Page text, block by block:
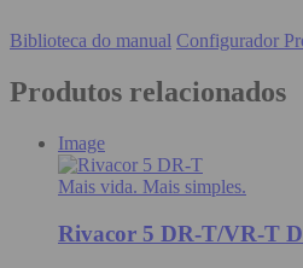
Biblioteca do manual Configurador
Produtos relacionados
Image
Mais vida. Mais simples.
Rivacor 5 DR-T/VR-T